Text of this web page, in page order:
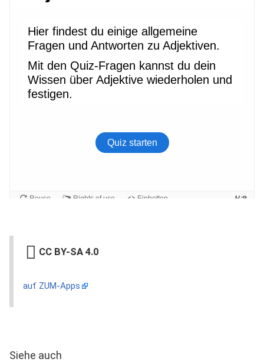
CC BY-SA 4.0
auf ZUM-Apps
Siehe auch